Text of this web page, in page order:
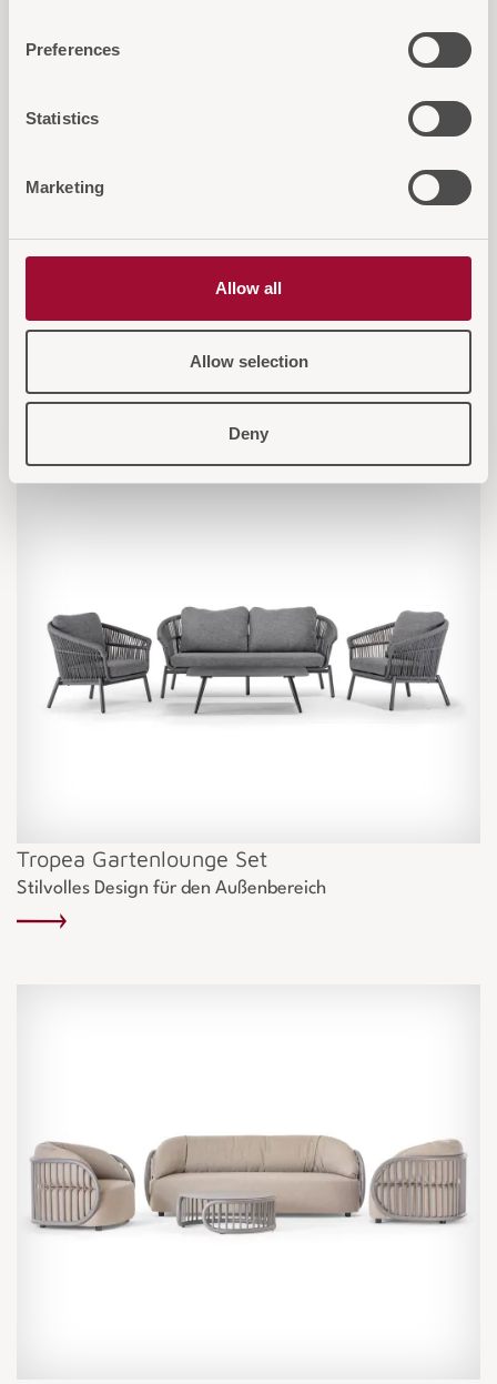
Preferences
Statistics
Marketing
Allow all
Allow selection
Deny
Victory Gartenlounge Set
Eleganz und Komfort für den Außenbereich
Tropea Gartenlounge Set
Stilvolles Design für den Außenbereich